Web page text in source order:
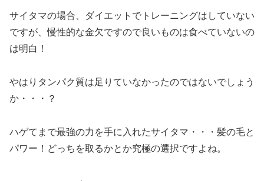
サイタマの場合、ダイエットでトレーニングはしていない
ですが、慢性的な金欠ですので良いものは食べていないの
は明白！
やはりタンパク質は足りていなかったのではないでしょう
か・・・？
ハゲてまで最強の力を手に入れたサイタマ・・・髪の毛と
パワー！どっちを取るかとか究極の選択ですよね。